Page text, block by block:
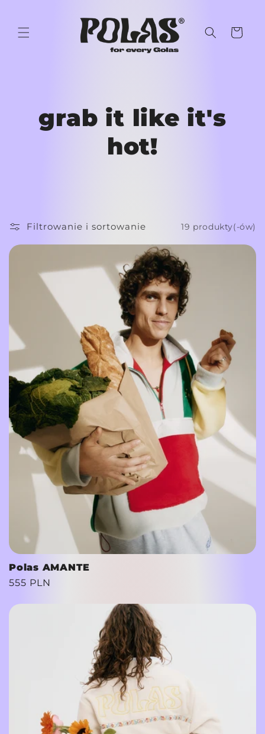
Koszyk
grab it like it's
hot!
Filtrowanie i sortowanie 19 produkty(-ów)
Polas AMANTE
Cena
555 PLN